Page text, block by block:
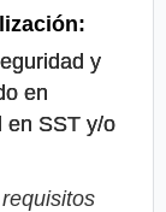
y
en
en SST y/o